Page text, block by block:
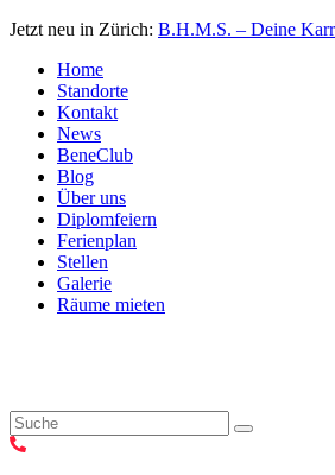
Jetzt neu in Zürich: B.H.M.S. – Deine
Home
Standorte
Kontakt
News
BeneClub
Blog
Über uns
Diplomfeiern
Ferienplan
Stellen
Galerie
Räume mieten